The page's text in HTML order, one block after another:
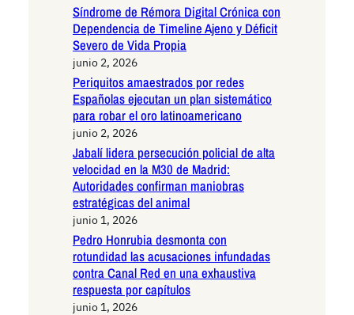
Síndrome de Rémora Digital Crónica con
Dependencia de Timeline Ajeno y Déficit
Severo de Vida Propia
junio 2, 2026
Periquitos amaestrados por redes
Españolas ejecutan un plan sistemático
para robar el oro latinoamericano
junio 2, 2026
Jabalí lidera persecución policial de alta
velocidad en la M30 de Madrid:
Autoridades confirman maniobras
estratégicas del animal
junio 1, 2026
Pedro Honrubia desmonta con
rotundidad las acusaciones infundadas
contra Canal Red en una exhaustiva
respuesta por capítulos
junio 1, 2026